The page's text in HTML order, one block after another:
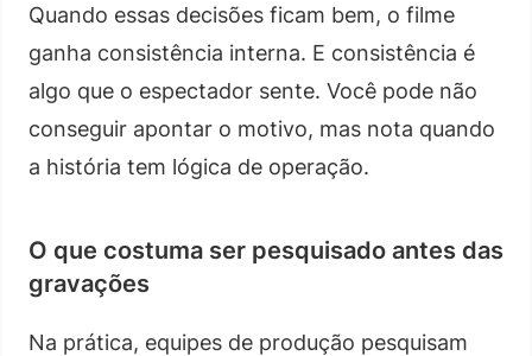
Quando essas decisões ficam bem, o filme
ganha consistência interna. E consistência é
algo que o espectador sente. Você pode não
conseguir apontar o motivo, mas nota quando
a história tem lógica de operação.
O que costuma ser pesquisado antes das
gravações
Na prática, equipes de produção pesquisam